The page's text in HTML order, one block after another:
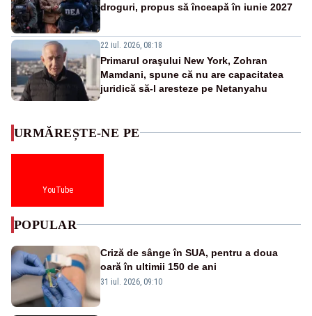
droguri, propus să înceapă în iunie 2027
22 iul. 2026, 08:18
Primarul oraşului New York, Zohran
Mamdani, spune că nu are capacitatea
juridică să-l aresteze pe Netanyahu
URMĂREȘTE-NE PE
YouTube
POPULAR
Criză de sânge în SUA, pentru a doua
oară în ultimii 150 de ani
31 iul. 2026, 09:10